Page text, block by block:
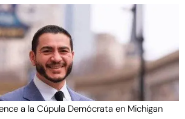
a la Cúpula Demócrata en Michigan